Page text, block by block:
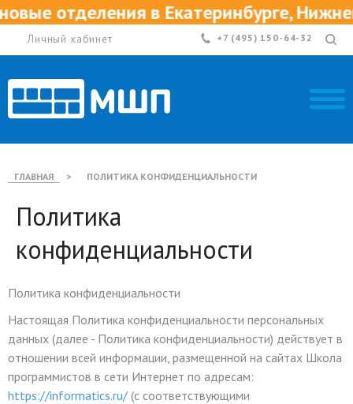
в Екатеринбурге, Нижнем
Личный кабинет +7 (495) 150-64-32
ГЛАВНАЯ > ПОЛИТИКА КОНФИДЕНЦИАЛЬНОСТИ
Политика
конфиденциальности
Политика конфиденциальности
Настоящая Политика конфиденциальности персональных
данных (далее - Политика конфиденциальности) действует в
отношении всей информации, размещенной на сайтах Школа
программистов в сети Интернет по адресам:
https://informatics.ru/ (с соответствующими